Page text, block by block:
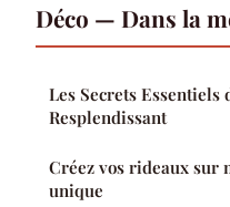
Déco — Dans la
Les Secrets Essentiels
Resplendissant
Créez vos rideaux
unique